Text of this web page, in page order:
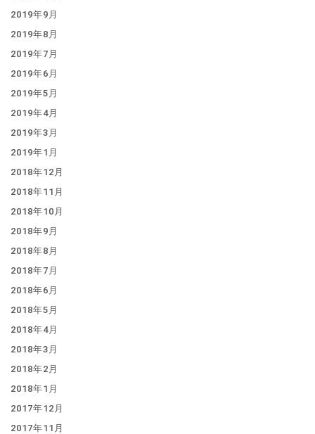
2019年9月
2019年8月
2019年7月
2019年6月
2019年5月
2019年4月
2019年3月
2019年1月
2018年12月
2018年11月
2018年10月
2018年9月
2018年8月
2018年7月
2018年6月
2018年5月
2018年4月
2018年3月
2018年2月
2018年1月
2017年12月
2017年11月